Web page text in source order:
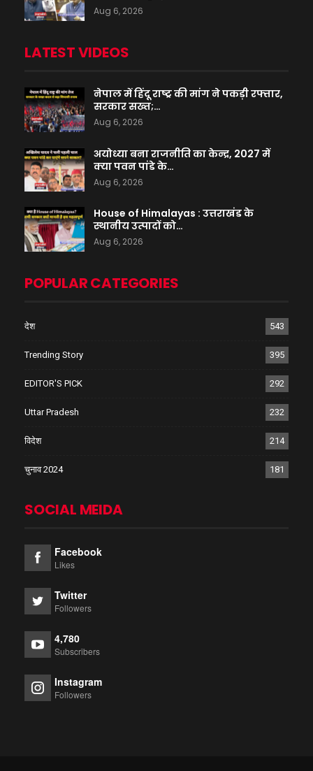
Aug 6, 2026
LATEST VIDEOS
नेपाल में हिंदू राष्ट्र की मांग ने पकड़ी रफ्तार,
सरकार सख्त;…
Aug 6, 2026
अयोध्या बना राजनीति का केन्द्र, 2027 में
क्या पवन पांडे के…
Aug 6, 2026
House of Himalayas : उत्तराखंड के
स्थानीय उत्पादों को…
Aug 6, 2026
POPULAR CATEGORIES
देश 543
Trending Story 395
EDITOR'S PICK 292
Uttar Pradesh 232
विदेश 214
चुनाव 2024 181
SOCIAL MEIDA
Facebook
Likes
Twitter
Followers
4,780
Subscribers
Instagram
Followers